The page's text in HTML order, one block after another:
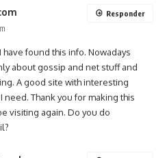
have found this info. Nowadays
about gossip and net stuff and
A good site with interesting
need. Thank you for making this
visiting again. Do you do
Responder